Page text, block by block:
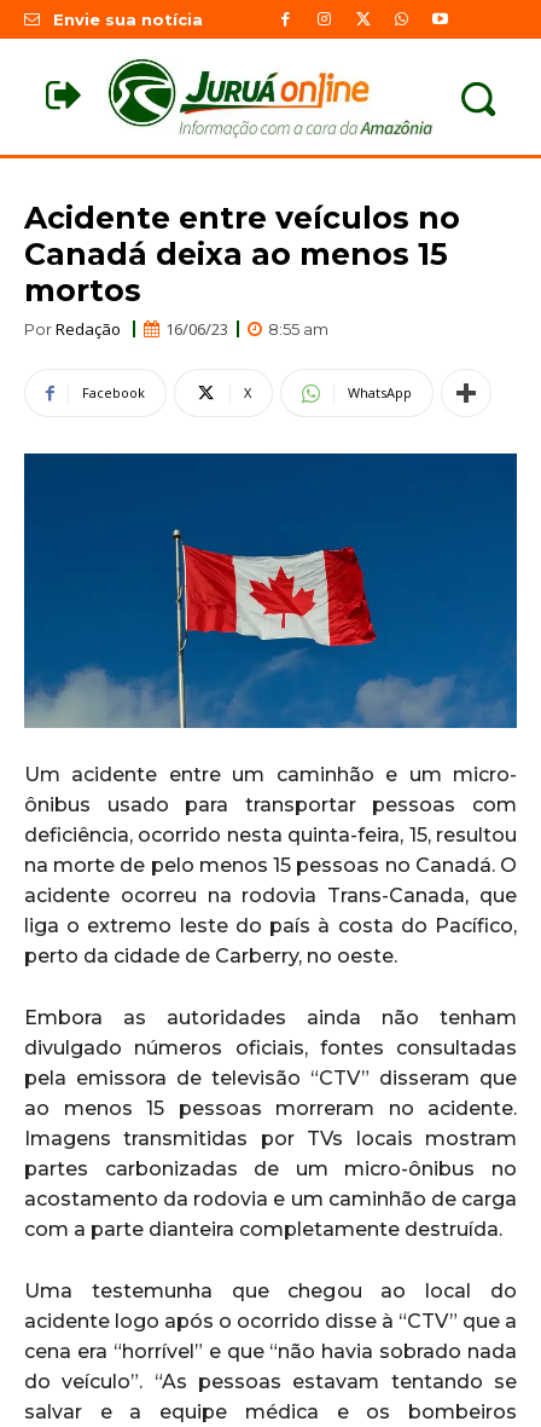
Envie sua notícia
Acidente entre veículos no
Canadá deixa ao menos 15
mortos
PorRedação 16/06/23 8:55 am
Facebook X WhatsApp
Um acidente entre um caminhão e um micro-
ônibus usado para transportar pessoas com
deficiência, ocorrido nesta quinta-feira, 15, resultou
na morte de pelo menos 15 pessoas no Canadá. O
acidente ocorreu na rodovia Trans-Canada, que
liga o extremo leste do país à costa do Pacífico,
perto da cidade de Carberry, no oeste.
Embora as autoridades ainda não tenham
divulgado números oficiais, fontes consultadas
pela emissora de televisão “CTV” disseram que
ao menos 15 pessoas morreram no acidente.
Imagens transmitidas por TVs locais mostram
partes carbonizadas de um micro-ônibus no
acostamento da rodovia e um caminhão de carga
com a parte dianteira completamente destruída.
Uma testemunha que chegou ao local do
acidente logo após o ocorrido disse à “CTV” que a
cena era “horrível” e que “não havia sobrado nada
do veículo”. “As pessoas estavam tentando se
salvar e a equipe médica e os bombeiros